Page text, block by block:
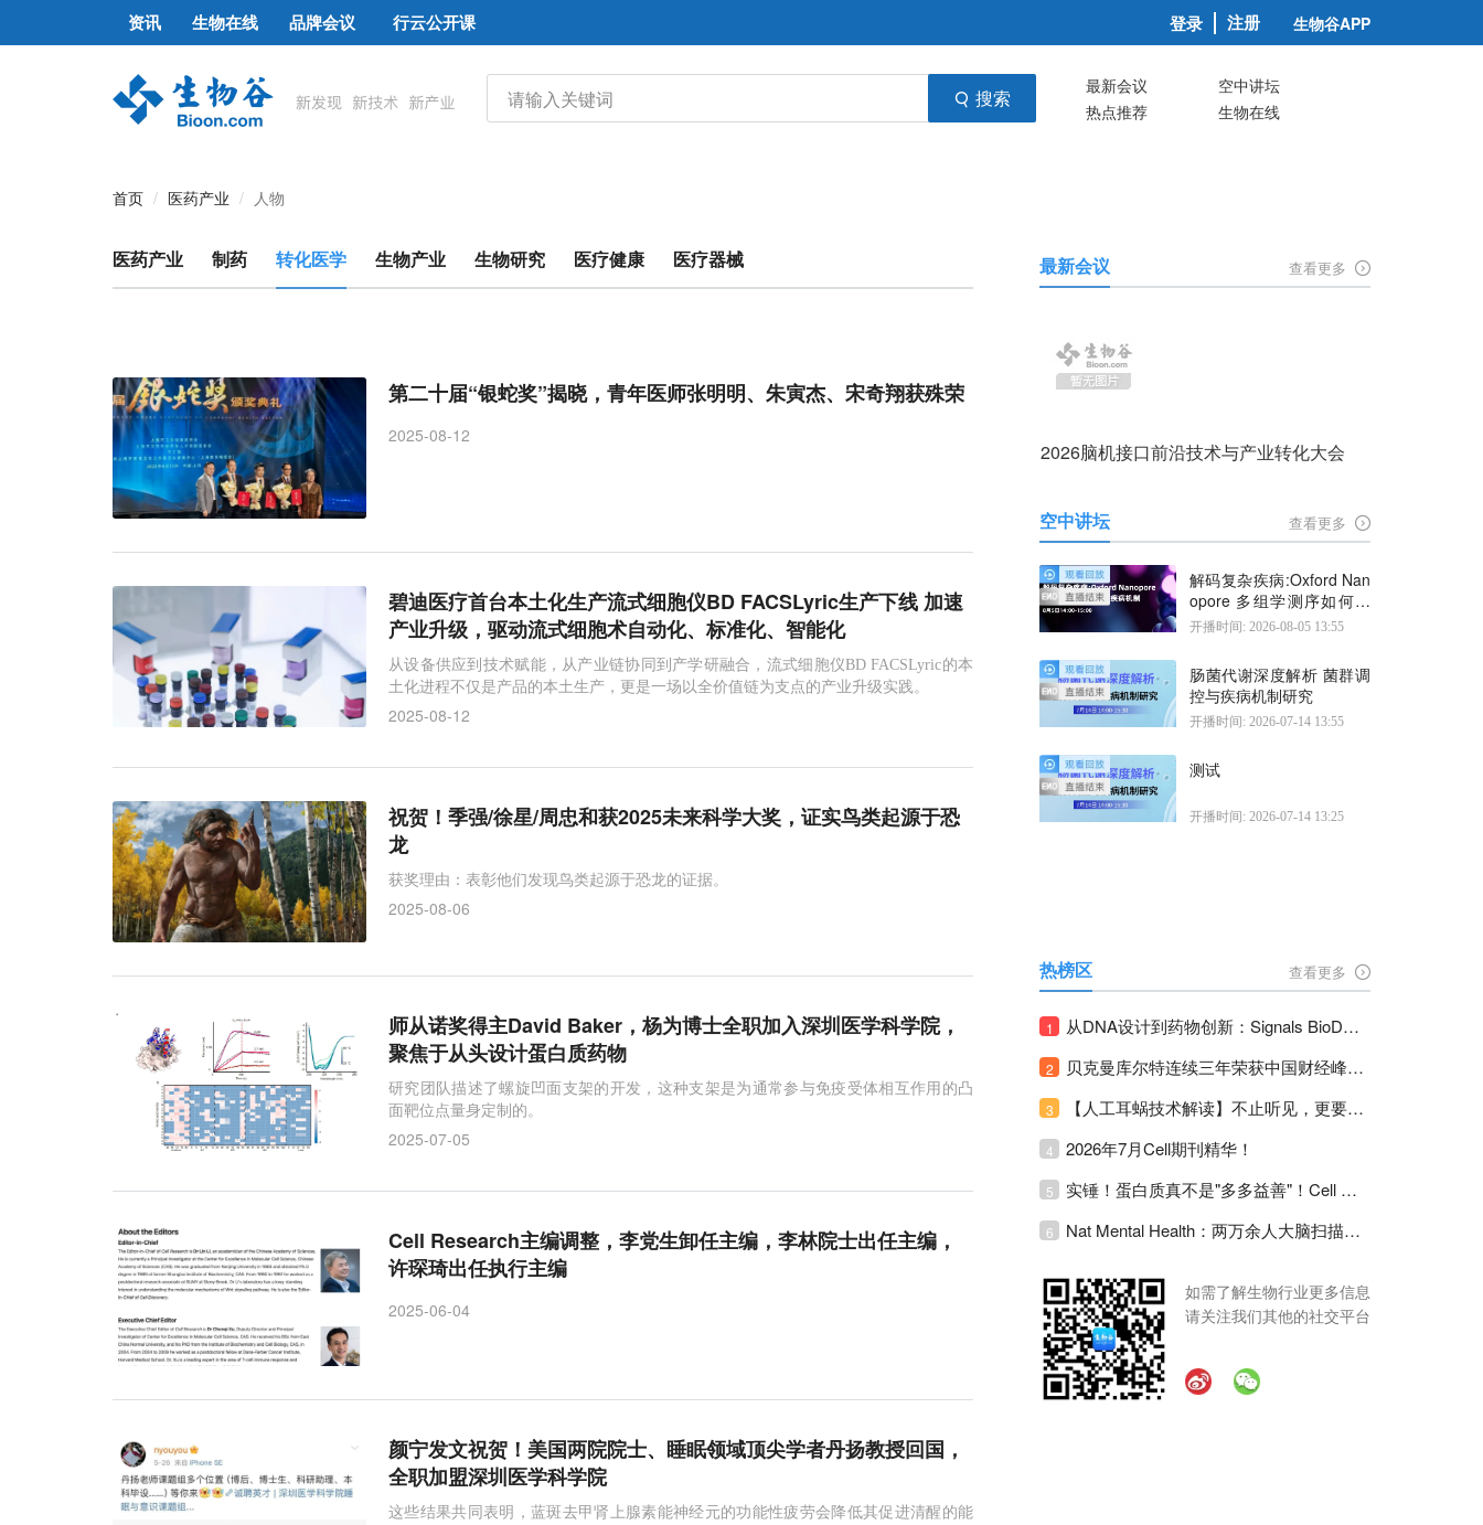
资讯 生物在线 品牌会议 行云公开课 登录 注册 生物谷APP
搜索 最新会议
空中讲坛
热点推荐
生物在线
首页 医药产业 人物
医药产业 制药 转化医学 生物产业 生物研究 医疗健康 医疗器械
第二十届“银蛇奖”揭晓，青年医师张明明、朱寅杰、宋奇翔获殊荣
2025-08-12
碧迪医疗首台本土化生产流式细胞仪BD FACSLyric生产下线 加速
产业升级，驱动流式细胞术自动化、标准化、智能化
从设备供应到技术赋能，从产业链协同到产学研融合，流式细胞仪BD FACSLyric的本
土化进程不仅是产品的本土生产，更是一场以全价值链为支点的产业升级实践。
2025-08-12
祝贺！季强/徐星/周忠和获2025未来科学大奖，证实鸟类起源于恐
龙
获奖理由：表彰他们发现鸟类起源于恐龙的证据。
2025-08-06
师从诺奖得主David Baker，杨为博士全职加入深圳医学科学院，
聚焦于从头设计蛋白质药物
研究团队描述了螺旋凹面支架的开发，这种支架是为通常参与免疫受体相互作用的凸
面靶位点量身定制的。
2025-07-05
Cell Research主编调整，李党生卸任主编，李林院士出任主编，
许琛琦出任执行主编
2025-06-04
颜宁发文祝贺！美国两院院士、睡眠领域顶尖学者丹扬教授回国，
全职加盟深圳医学科学院
这些结果共同表明，蓝斑去甲肾上腺素能神经元的功能性疲劳会降低其促进清醒的能
最新会议 查看更多
2026脑机接口前沿技术与产业转化大会
空中讲坛 查看更多
解码复杂疾病:Oxford Nan
opore 多组学测序如何揭
示疾病机制
开播时间: 2026-08-05 13:55
肠菌代谢深度解析 菌群调
控与疾病机制研究
开播时间: 2026-07-14 13:55
测试
开播时间: 2026-07-14 13:25
热榜区 查看更多
1 从DNA设计到药物创新：Signals BioDesign如何重塑分子生物学研发生态！
2 贝克曼库尔特连续三年荣获中国财经峰会三项大奖！
3 【人工耳蜗技术解读】不止听见，更要听见未来 ---- 智能耳蜗，开启人工耳蜗技术新纪元！
4 2026年7月Cell期刊精华！
5 实锤！蛋白质真不是"多多益善"！Cell Press Blue：适度限蛋白，反而拉长健康寿命！
6 Nat Mental Health：两万余人大脑扫描刷新抑郁脑科学认知！抑郁不只是情绪病，视觉、运动脑区同步受损！
如需了解生物行业更多信息
请关注我们其他的社交平台